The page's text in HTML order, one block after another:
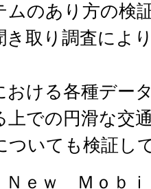
ムのあり方の検
き取り調査によ
おける各種デー
上での円滑な交
ついても検証し
Ｎｅｗ Ｍｏｂ